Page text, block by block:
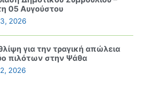
05 Αυγούστου
2026
για την τραγική απώλεια
πιλότων στην Ψάθα
2026